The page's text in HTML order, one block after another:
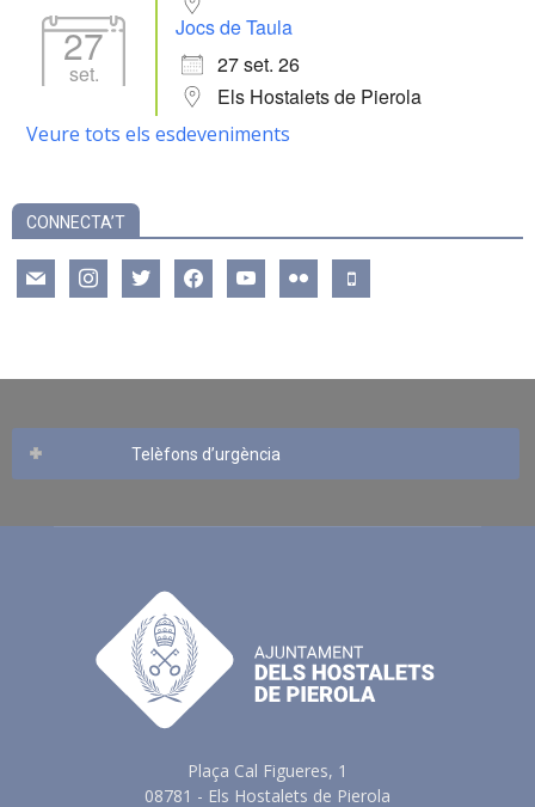
27
set.
Jocs de Taula
27 set. 26
Els Hostalets de Pierola
Veure tots els esdeveniments
CONNECTA’T
mail instagramtwitter facebookyoutube flickr mobile
Telèfons d’urgència
Plaça Cal Figueres, 1
08781 - Els Hostalets de Pierola